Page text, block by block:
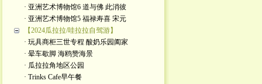
· 亚洲艺术博物馆6 道与佛 此消彼
· 亚洲艺术博物馆5 福禄寿喜 宋元
【2024瓜拉拉/哇拉拉自驾游】
· 玩具商柜三世专程 酸奶乐园阖家
· 晕车歇脚 海鸥赞海景
· 瓜拉拉角地区公园
· Trinks Cafe早午餐